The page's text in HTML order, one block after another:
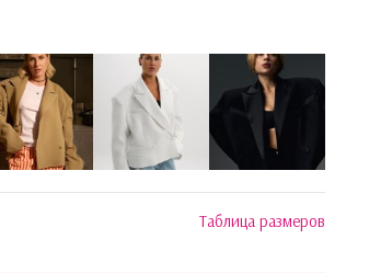
Таблица размеров